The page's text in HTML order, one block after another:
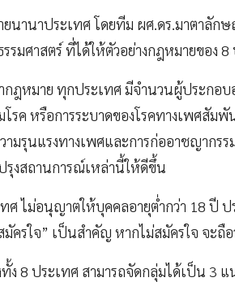
ยนานาประเทศ โดยทีม ผศ.ดร.มาตาลัก
มศาสตร์ ที่ได้ให้ตัวอย่างกฎหมายของ 8
กฎหมาย ทุกประเทศ มีจำนวนผู้ประกอบ
รค หรือการระบาดของโรคทางเพศสั
มรุนแรงทางเพศและการก่ออาชญากร
งสถานการณ์เหล่านี้ให้ดีขึ้น
ศ ไม่อนุญาตให้บุคคลอายุต่ำกว่า 18 ปี ป
รใจ” เป็นสำคัญ หากไม่สมัครใจ จะถื
8 ประเทศ สามารถจัดกลุ่มได้เป็น 3 แ